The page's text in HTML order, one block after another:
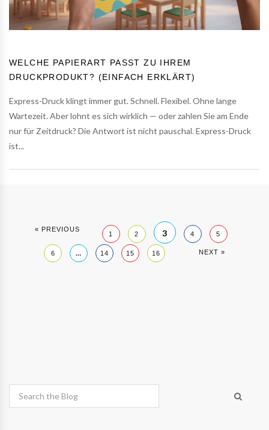
WELCHE PAPIERART PASST ZU IHREM
DRUCKPRODUKT? (EINFACH ERKLÄRT)
Express-Druck klingt immer gut. Schnell. Flexibel. Ohne lange
Wartezeit. Aber lohnt es sich wirklich — oder zahlen Sie am Ende
nur für Zeitdruck? Die Antwort ist nicht pauschal. Express-Druck
ist...
« PREVIOUS
1 2 3 4 5
6 … 14 15 16 NEXT »